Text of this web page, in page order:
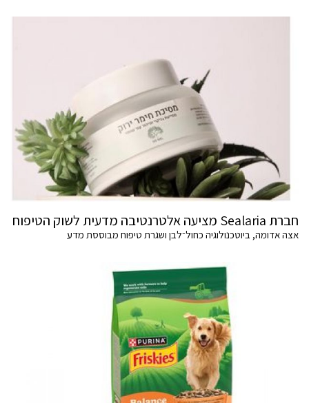
חברת Sealaria מציעה אלטרנטיבה מדעית לשוק הטיפוח
אצה אדומה, ביוטכנולוגיה כחול־לבן ושגרת טיפוח מבוססת מדע